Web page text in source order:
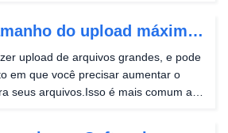
do upload máximo
upload de arquivos grandes, e pode
em que você precisar aumentar o
seus arquivos.Isso é mais comum ao